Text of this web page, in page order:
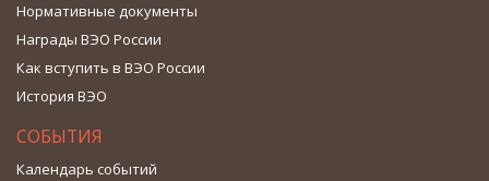
Нормативные документы
Награды ВЭО России
Как вступить в ВЭО России
История ВЭО
СОБЫТИЯ
Календарь событий